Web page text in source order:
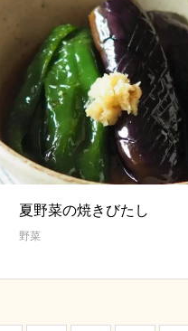
夏野菜の焼きびたし
野菜